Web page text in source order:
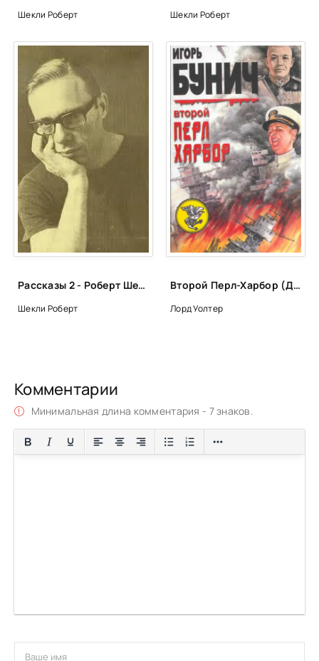
Шекли Роберт Шекли Роберт
Рассказы 2 - Роберт Шекли
Шекли Роберт
Второй Перл-Харбор (День Позора) - Уолтер Лорд, Игорь Бунич
Лорд Уолтер
Комментарии
Минимальная длина комментария - 7 знаков.